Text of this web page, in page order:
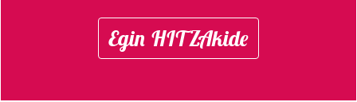
Egin HITZAkide